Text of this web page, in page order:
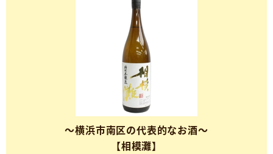
～横浜市南区の代表的なお酒～
【相模灘】